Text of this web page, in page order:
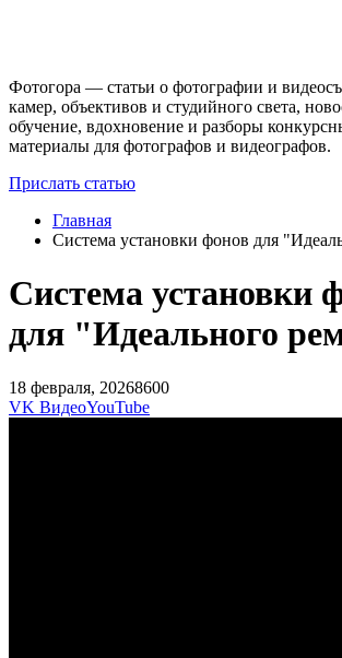
Фотогора — статьи о фотографии и
камер, объективов и студийного света,
обучение, вдохновение и разборы
материалы для фотографов и видеографов.
Прислать статью
Главная
Система установки фонов для
Система установки
для "Идеального
18 февраля, 20268600
VK ВидеоYouTube